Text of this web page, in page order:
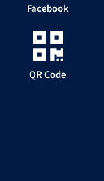
Facebook
QR Code